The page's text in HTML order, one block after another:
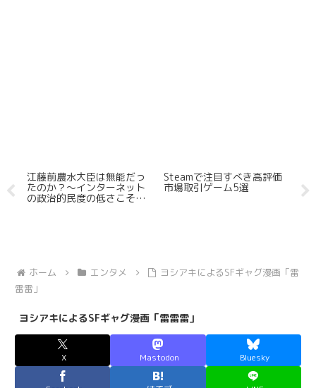
江藤前農水大臣は無能だっ
たのか？～インターネット
の政治的民度の低さこそが
Steamで注目すべき高評価
市場取引ゲーム5選 ミ
ト
ホーム エンタメ
ヨシアキによるSFギャグ漫画「雷
雷雷」
ヨシアキによるSFギャグ漫画「雷雷雷」
X Mastodon Bluesky